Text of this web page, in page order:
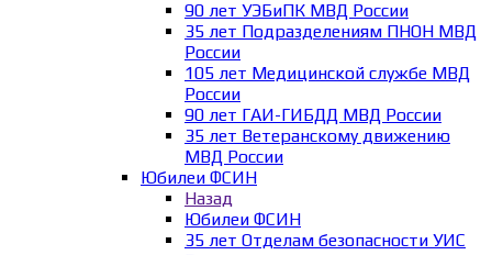
90 лет УЭБиПК МВД России
35 лет Подразделениям ПНОН МВД
России
105 лет Медицинской службе МВД
России
90 лет ГАИ-ГИБДД МВД России
35 лет Ветеранскому движению
МВД России
Юбилеи ФСИН
Назад
Юбилеи ФСИН
35 лет Отделам безопасности УИС